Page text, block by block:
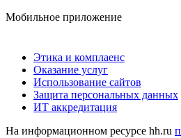
Мобильное приложение
Этика и комплаенс
Оказание услуг
Использование сайтов
Защита персональных данных
ИТ аккредитация
На информационном ресурсе hh.ru